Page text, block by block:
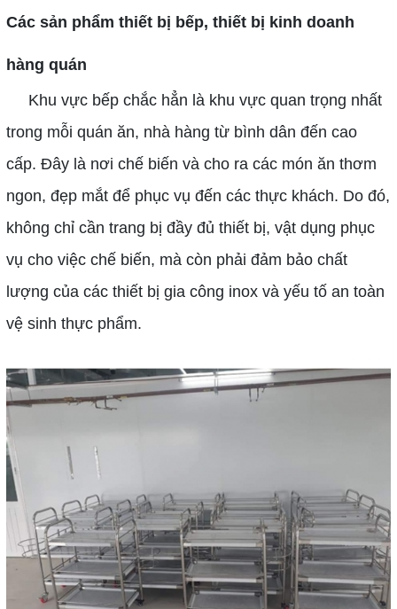
Các sản phẩm thiết bị bếp, thiết bị kinh doanh
hàng quán
Khu vực bếp chắc hẳn là khu vực quan trọng nhất
trong mỗi quán ăn, nhà hàng từ bình dân đến cao
cấp. Đây là nơi chế biến và cho ra các món ăn thơm
ngon, đẹp mắt để phục vụ đến các thực khách. Do đó,
không chỉ cần trang bị đầy đủ thiết bị, vật dụng phục
vụ cho việc chế biến, mà còn phải đảm bảo chất
lượng của các thiết bị gia công inox và yếu tố an toàn
vệ sinh thực phẩm.